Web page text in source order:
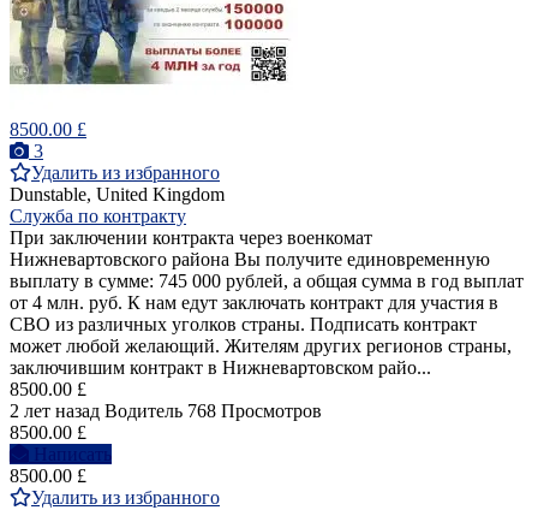
8500.00 £
3
Удалить из избранного
Dunstable, United Kingdom
Служба по контракту
При заключении контракта через военкомат
Нижневартовского района Вы получите единовременную
выплату в сумме: 745 000 рублей, а общая сумма в год выплат
от 4 млн. руб. К нам едут заключать контракт для участия в
СВО из различных уголков страны. Подписать контракт
может любой желающий. Жителям других регионов страны,
заключившим контракт в Нижневартовском райо...
8500.00 £
2 лет назад Водитель 768 Просмотров
8500.00 £
Написать
8500.00 £
Удалить из избранного